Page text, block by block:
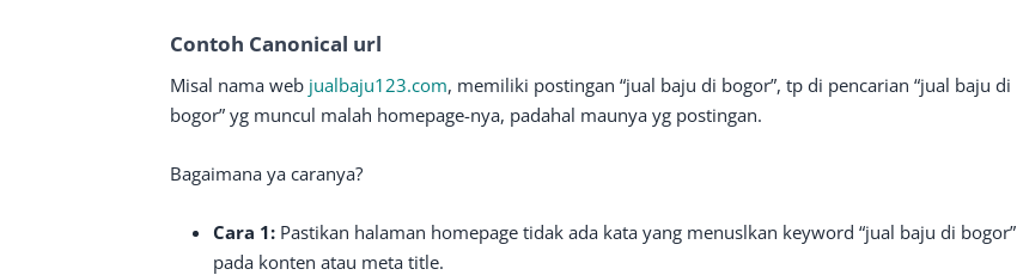
Contoh Canonical url
Misal nama web jualbaju123.com, memiliki postingan “jual baju di bogor”, tp di pencarian “jual baju di
bogor” yg muncul malah homepage-nya, padahal maunya yg postingan.
Bagaimana ya caranya?
Cara 1: Pastikan halaman homepage tidak ada kata yang menuslkan keyword “jual baju di bogor”
pada konten atau meta title.